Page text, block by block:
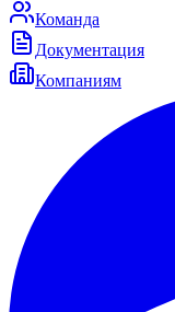
Команда
Документация
Компаниям